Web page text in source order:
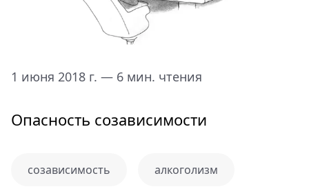
1 июня 2018 г. — 6 мин. чтения
Опасность созависимости
созависимость алкоголизм